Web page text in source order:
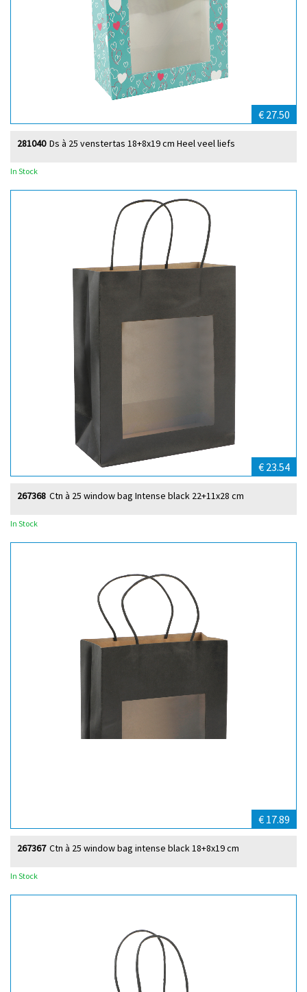
€ 27.50
Ds à 25 venstertas 18+8x19 cm Heel veel liefs
281040
In Stock
€ 23.54
Ctn à 25 window bag Intense black 22+11x28 cm
267368
In Stock
€ 17.89
Ctn à 25 window bag intense black 18+8x19 cm
267367
In Stock